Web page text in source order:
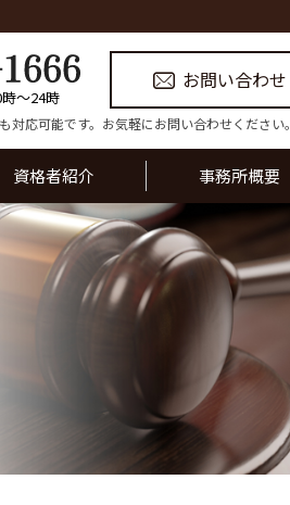
〜24時
お問い合わせ
対応可能です。お気軽にお問い合わせください。
資格者紹介 事務所概要